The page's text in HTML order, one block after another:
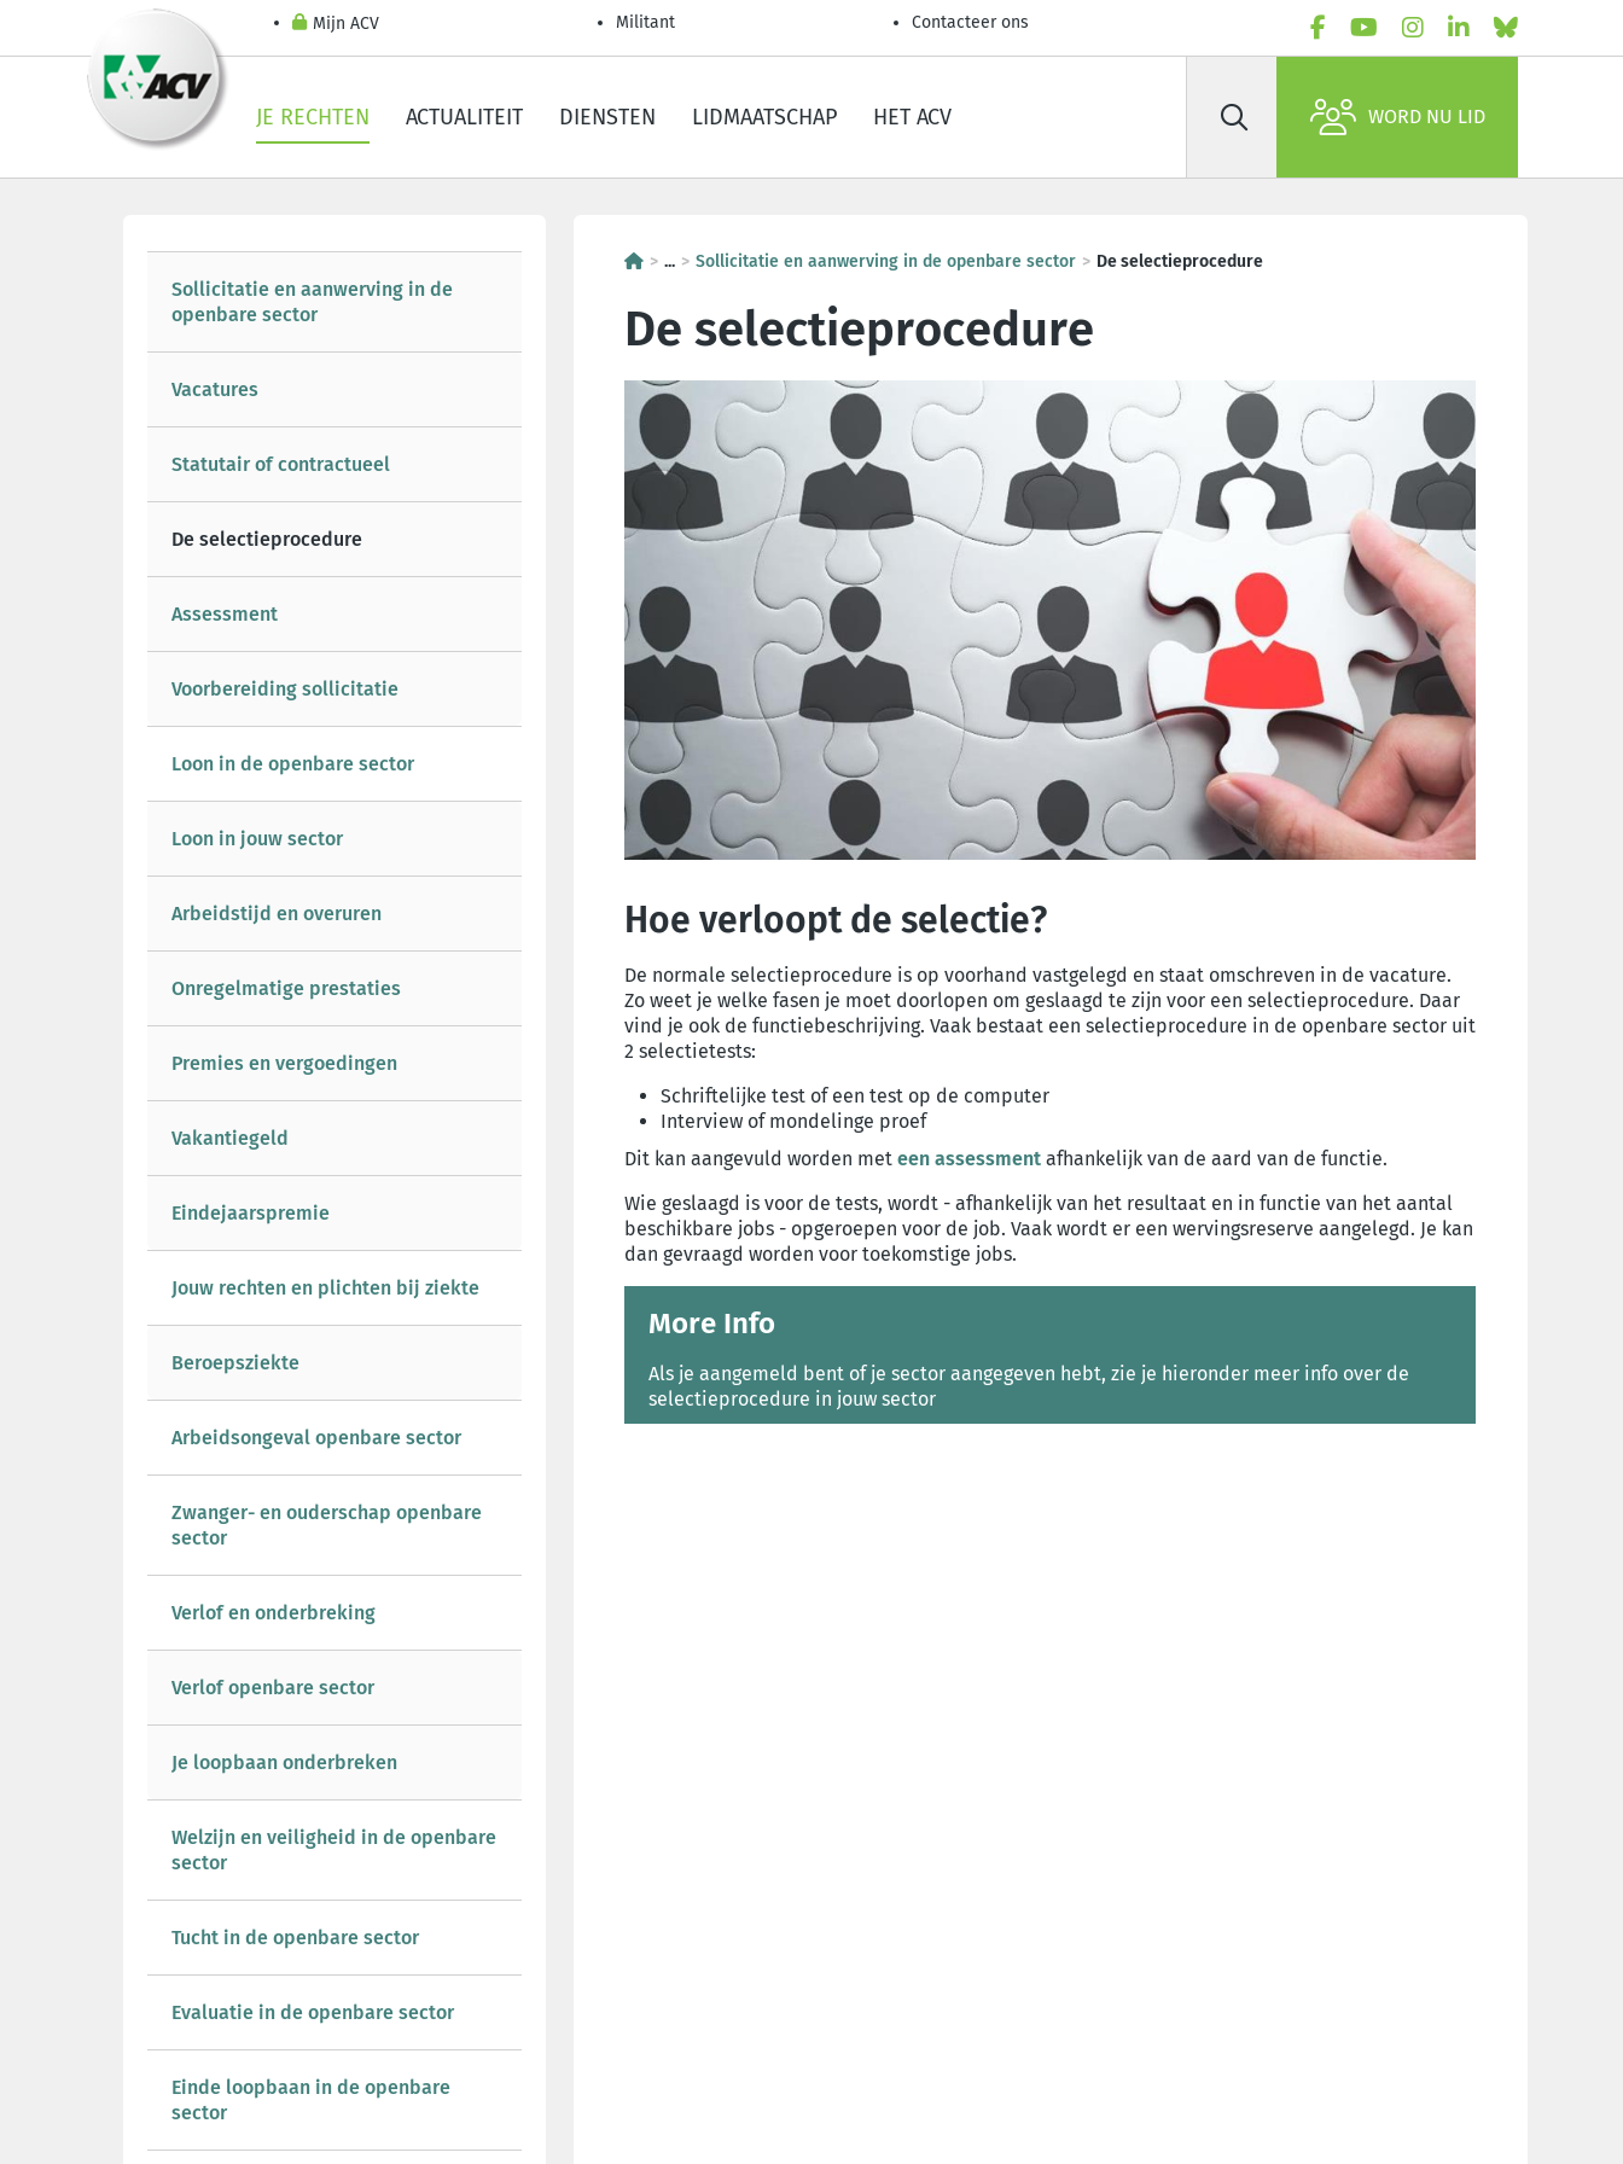
Mijn ACV Militant Contacteer ons
JE RECHTEN ACTUALITEIT DIENSTEN LIDMAATSCHAP HET ACV Zoek WORD NU LID
Sollicitatie en aanwerving in de
openbare sector
Vacatures
Statutair of contractueel
De selectieprocedure
Assessment
Voorbereiding sollicitatie
Loon in de openbare sector
Loon in jouw sector
Arbeidstijd en overuren
Onregelmatige prestaties
Premies en vergoedingen
Vakantiegeld
Eindejaarspremie
Jouw rechten en plichten bij ziekte
Beroepsziekte
Arbeidsongeval openbare sector
Zwanger- en ouderschap openbare
sector
Verlof en onderbreking
Verlof openbare sector
Je loopbaan onderbreken
Welzijn en veiligheid in de openbare
sector
Tucht in de openbare sector
Evaluatie in de openbare sector
Einde loopbaan in de openbare
sector
... Sollicitatie en aanwerving in de openbare sector De selectieprocedure
De selectieprocedure
Hoe verloopt de selectie?
De normale selectieprocedure is op voorhand vastgelegd en staat omschreven in de vacature.
Zo weet je welke fasen je moet doorlopen om geslaagd te zijn voor een selectieprocedure. Daar
vind je ook de functiebeschrijving. Vaak bestaat een selectieprocedure in de openbare sector uit
2 selectietests:
Schriftelijke test of een test op de computer
Interview of mondelinge proef
Dit kan aangevuld worden met een assessment afhankelijk van de aard van de functie.
Wie geslaagd is voor de tests, wordt - afhankelijk van het resultaat en in functie van het aantal
beschikbare jobs - opgeroepen voor de job. Vaak wordt er een wervingsreserve aangelegd. Je kan
dan gevraagd worden voor toekomstige jobs.
More Info
Als je aangemeld bent of je sector aangegeven hebt, zie je hieronder meer info over de
selectieprocedure in jouw sector